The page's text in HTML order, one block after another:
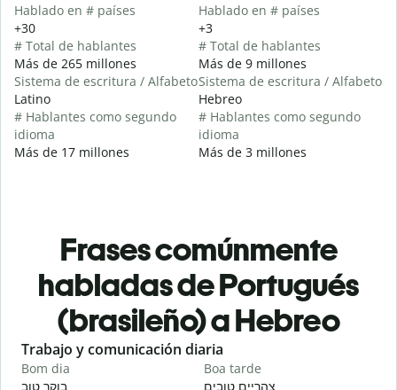
Hablado en # países
+30
# Total de hablantes
Más de 265 millones
Sistema de escritura / Alfabeto
Latino
# Hablantes como segundo
idioma
Más de 17 millones
Hablado en # países
+3
# Total de hablantes
Más de 9 millones
Sistema de escritura / Alfabeto
Hebreo
# Hablantes como segundo
idioma
Más de 3 millones
Frases comúnmente
habladas de Portugués
(brasileño) a Hebreo
Slide 1 of 6
Trabajo y comunicación diaria
Bom dia
בוקר טוב
Boa tarde
צהריים טובים